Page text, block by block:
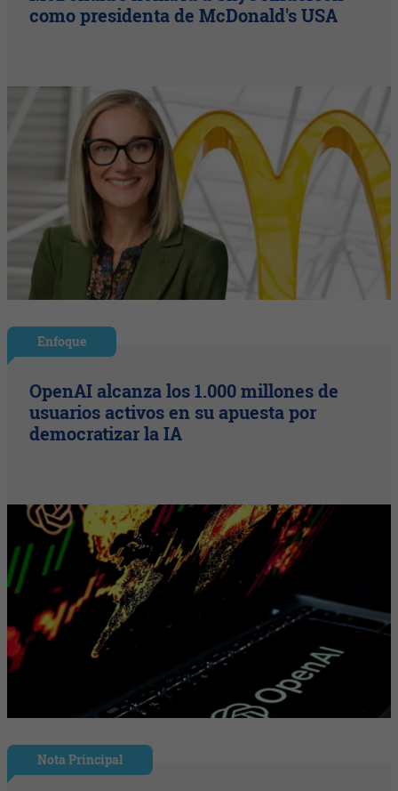
como presidenta de McDonald's USA
Enfoque
OpenAI alcanza los 1.000 millones de
usuarios activos en su apuesta por
democratizar la IA
Nota Principal